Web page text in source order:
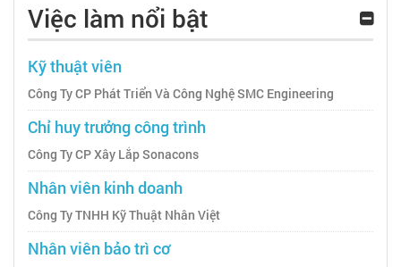
Việc làm nổi bật
Kỹ thuật viên
Công Ty CP Phát Triển Và Công Nghệ SMC Engineering
Chỉ huy trưởng công trình
Công Ty CP Xây Lắp Sonacons
Nhân viên kinh doanh
Công Ty TNHH Kỹ Thuật Nhân Việt
Nhân viên bảo trì cơ